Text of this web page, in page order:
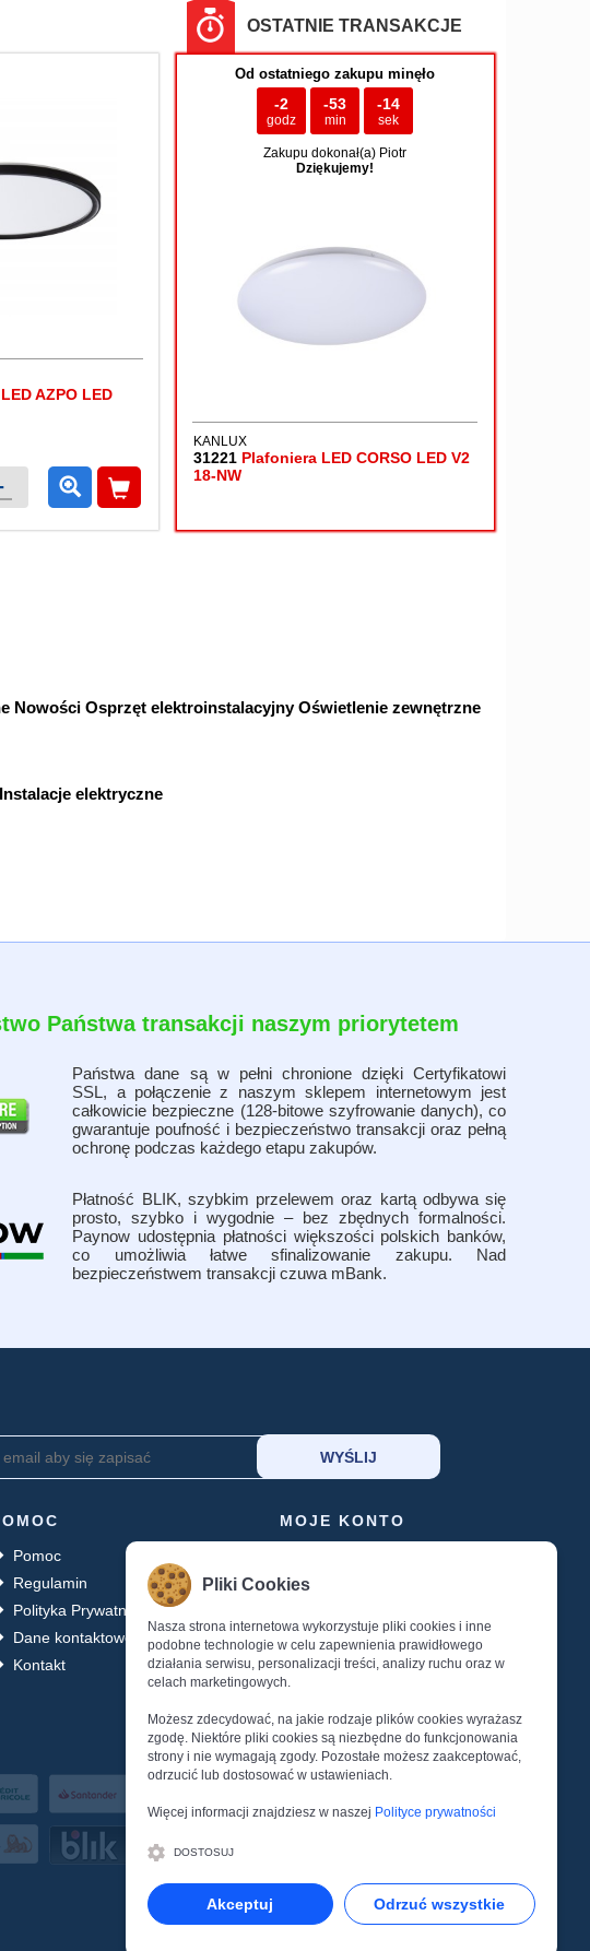
AZPO LED
OSTATNIE TRANSAKCJE
Od ostatniego zakupu minęło
-2
godz
-53
min
-13
sek
Zakupu dokonał(a) Piotr
Dziękujemy!
KANLUX
31221 Plafoniera LED CORSO LED V2
18-NW
Nowości Osprzęt elektroinstalacyjny Oświetlenie zewnętrzne
Instalacje elektryczne
Państwa transakcji naszym priorytetem
Państwa dane są w pełni chronione dzięki Certyfikatowi
SSL, a połączenie z naszym sklepem internetowym jest
całkowicie bezpieczne (128-bitowe szyfrowanie danych), co
gwarantuje poufność i bezpieczeństwo transakcji oraz pełną
ochronę podczas każdego etapu zakupów.
Płatność BLIK, szybkim przelewem oraz kartą odbywa się
prosto, szybko i wygodnie – bez zbędnych formalności.
Paynow udostępnia płatności większości polskich banków,
co umożliwia łatwe sfinalizowanie zakupu. Nad
bezpieczeństwem transakcji czuwa mBank.
Pomoc
Regulamin
Polityka Prywatności
Dane kontaktowe
Kontakt
MOJE KONTO
Schowek
Rejestracja
Reset Hasła
Pliki Cookies
Nasza strona internetowa wykorzystuje pliki cookies i inne
podobne technologie w celu zapewnienia prawidłowego
działania serwisu, personalizacji treści, analizy ruchu oraz w
celach marketingowych.
Możesz zdecydować, na jakie rodzaje plików cookies wyrażasz
zgodę. Niektóre pliki cookies są niezbędne do funkcjonowania
strony i nie wymagają zgody. Pozostałe możesz zaakceptować,
odrzucić lub dostosować w ustawieniach.
Więcej informacji znajdziesz w naszej Polityce prywatności
DOSTOSUJ
Akceptuj Odrzuć wszystkie